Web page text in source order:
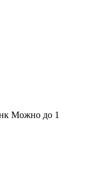
Можно до 1